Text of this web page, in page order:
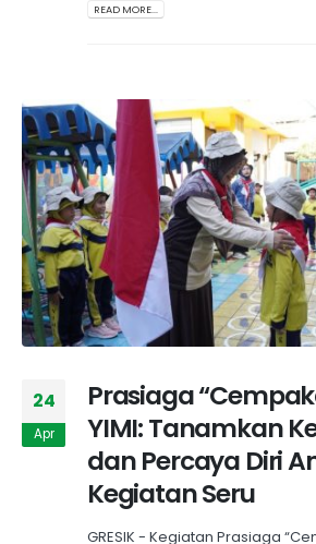
READ MORE...
24
Apr
Prasiaga
YIMI: Tanamkan
dan Percaya Diri
Kegiatan Seru
GRESIK - Kegiatan Prasiaga